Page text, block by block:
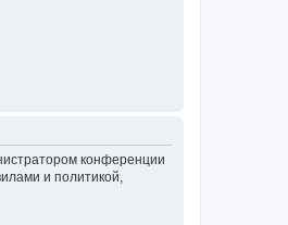
конференции
и политикой,